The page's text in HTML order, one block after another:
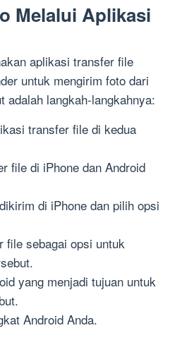
Melalui Aplikasi
aplikasi transfer file
untuk mengirim foto dari
adalah langkah-langkahnya:
transfer file di kedua
file di iPhone dan Android
di iPhone dan pilih opsi
file sebagai opsi untuk
yang menjadi tujuan untuk
Android Anda.